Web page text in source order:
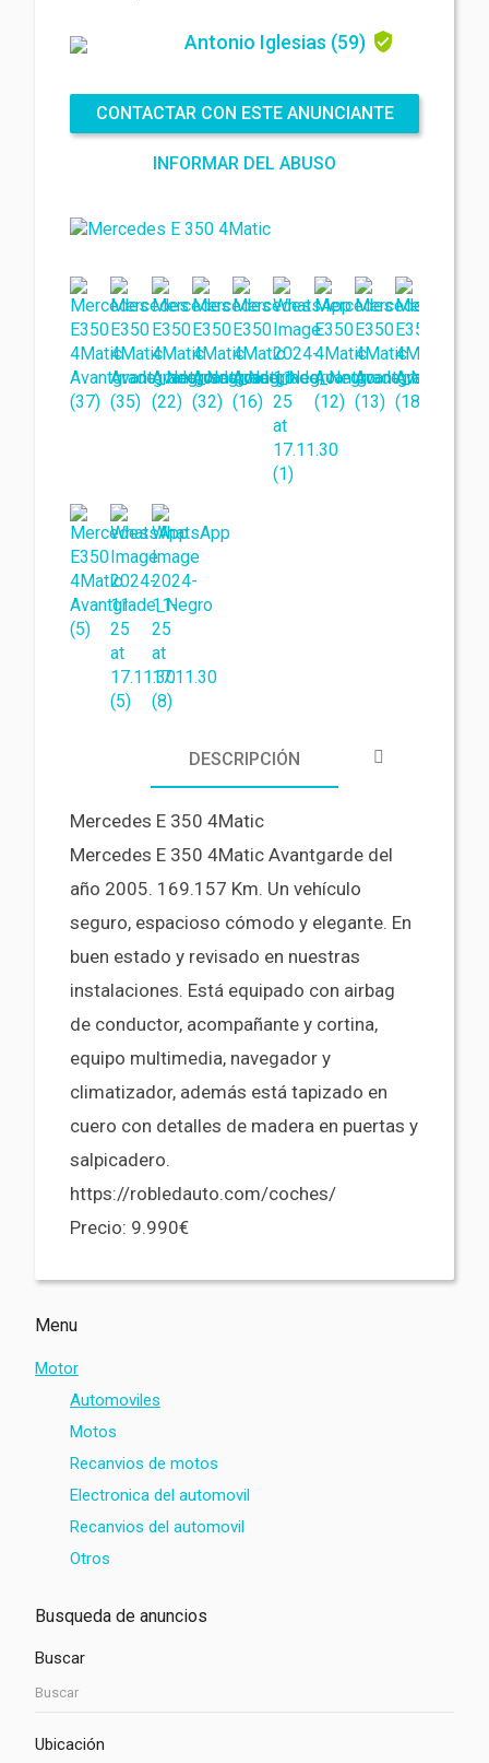
Antonio Iglesias (59)
CONTACTAR CON ESTE ANUNCIANTE
INFORMAR DEL ABUSO
Términos y condiciones*
Acuerdo de protección de datos *
DESCRIPCIÓN
Mercedes E 350 4Matic
Mercedes E 350 4Matic Avantgarde del
año 2005. 169.157 Km. Un vehículo
seguro, espacioso cómodo y elegante. En
buen estado y revisado en nuestras
instalaciones. Está equipado con airbag
de conductor, acompañante y cortina,
equipo multimedia, navegador y
climatizador, además está tapizado en
cuero con detalles de madera en puertas y
salpicadero.
https://robledauto.com/coches/
Precio: 9.990€
Menu
Motor
Automoviles
Motos
Recanvios de motos
Electronica del automovil
Recanvios del automovil
Otros
Busqueda de anuncios
Buscar
Ubicación